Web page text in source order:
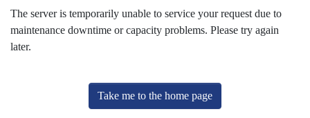
The server is temporarily unable to service your request due to
maintenance downtime or capacity problems. Please try again
later.
Take me to the home page